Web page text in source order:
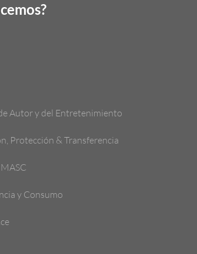
Autor y del Entretenimiento
Protección & Transferencia
y Consumo